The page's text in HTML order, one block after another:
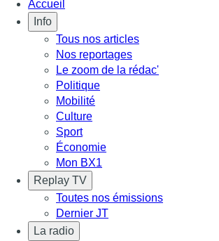
Accueil
Info
Tous nos articles
Nos reportages
Le zoom de la rédac'
Politique
Mobilité
Culture
Sport
Économie
Mon BX1
Replay TV
Toutes nos émissions
Dernier JT
La radio